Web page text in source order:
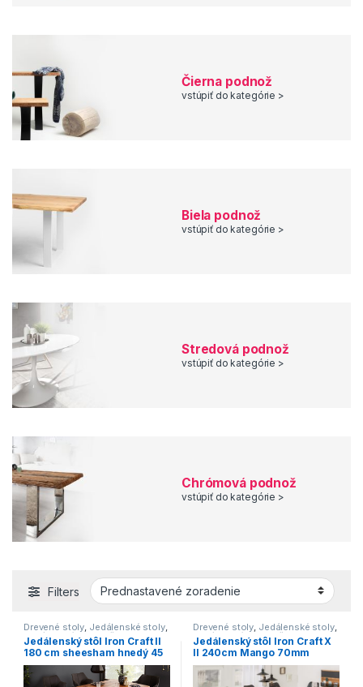
Čierna podnož
vstúpiť do kategórie >
Biela podnož
vstúpiť do kategórie >
Stredová podnož
vstúpiť do kategórie >
Chrómová podnož
vstúpiť do kategórie >
Filters
Drevené stoly Jedálenské stoly,
Jedálenské stoly s čiernou
podnožou,Jedálenské stoly v
industriálnom štýle,Jedálenské
Jedálenské stoly z tmavého
dreva Novinky,Stoly
Jedálenský stôl Iron Craft II
180 cm sheesham hnedý 45
mm »
Drevené stoly Jedálenské stoly,
Jedálenské stoly s čiernou
podnožou,Jedálenské stoly v
industriálnom štýle ,Jedálenské
stoly zo svetlého dreva
Stoly
Jedálenský stôl Iron Craft X
II 240cm Mango 70mm